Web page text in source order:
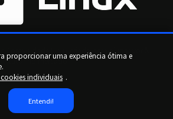
Comunidade Linux criada para ajudar você,
no mercado.
Sobre nós
proporcionar uma experiência ótima e
individuais .
Entendi!